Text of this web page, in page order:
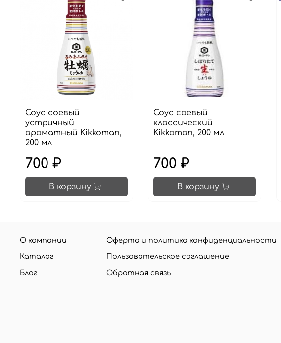
Соус соевый
устричный
ароматный Kikkoman,
200 мл
700 ₽
В корзину
Соус соевый
классический
Kikkoman, 200 мл
700 ₽
В корзину
О компании
Каталог
Блог
Оферта и политика конфиденциальности
Пользовательское соглашение
Обратная связь